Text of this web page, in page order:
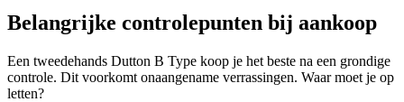
Belangrijke controlepunten bij aankoop
Een tweedehands Dutton B Type koop je het beste na een grondige
controle. Dit voorkomt onaangename verrassingen. Waar moet je op
letten?